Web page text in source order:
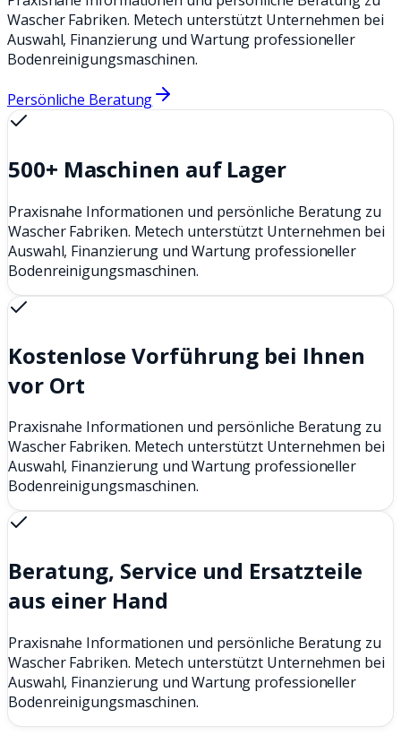
Wascher Fabriken. Metech unterstützt Unternehmen bei
Auswahl, Finanzierung und Wartung professioneller
Bodenreinigungsmaschinen.
Persönliche Beratung
500+ Maschinen auf Lager
Praxisnahe Informationen und persönliche Beratung zu
Wascher Fabriken. Metech unterstützt Unternehmen bei
Auswahl, Finanzierung und Wartung professioneller
Bodenreinigungsmaschinen.
Kostenlose Vorführung bei Ihnen
vor Ort
Praxisnahe Informationen und persönliche Beratung zu
Wascher Fabriken. Metech unterstützt Unternehmen bei
Auswahl, Finanzierung und Wartung professioneller
Bodenreinigungsmaschinen.
Beratung, Service und Ersatzteile
aus einer Hand
Praxisnahe Informationen und persönliche Beratung zu
Wascher Fabriken. Metech unterstützt Unternehmen bei
Auswahl, Finanzierung und Wartung professioneller
Bodenreinigungsmaschinen.